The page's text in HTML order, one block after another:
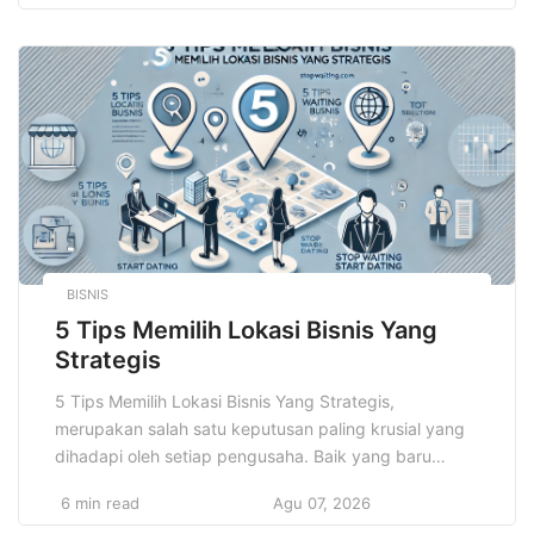
mengoptimalkan pengelolaan dana secara efektif dan
aman, sehingga ekonomi dapat tumbuh secara
berkelanjutan. Ketika sistem keuangan berfungsi
dengan baik […]
BISNIS
5 Tips Memilih Lokasi Bisnis Yang
Strategis
5 Tips Memilih Lokasi Bisnis Yang Strategis,
merupakan salah satu keputusan paling krusial yang
dihadapi oleh setiap pengusaha. Baik yang baru
Banyak orang mungkin menganggap bahwa lokasi
6 min read Agu 07, 2026